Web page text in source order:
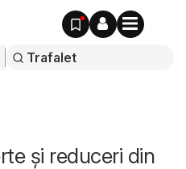
și reduceri din